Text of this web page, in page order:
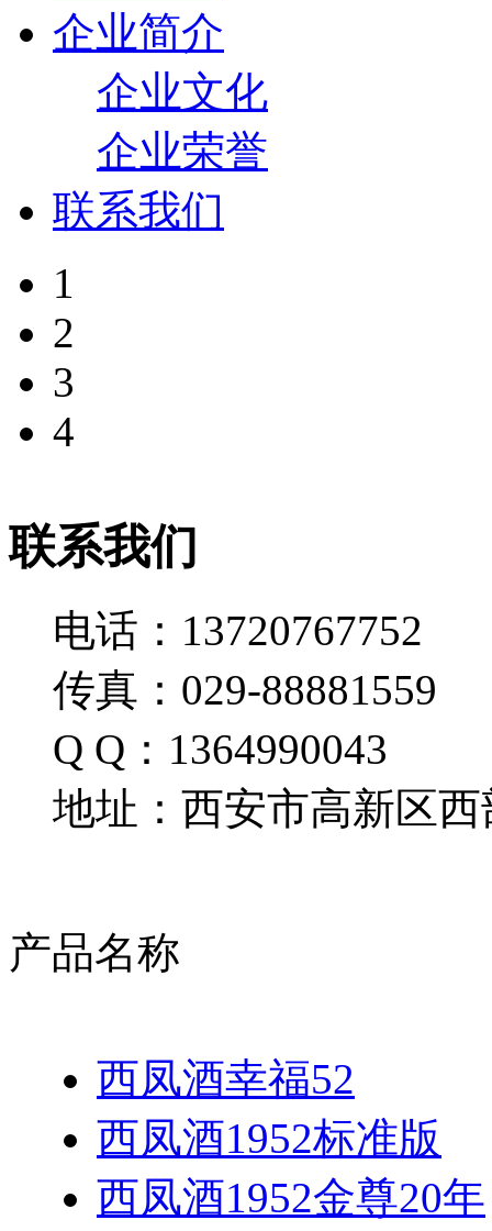
企业简介
企业文化
企业荣誉
联系我们
1
2
3
4
联系我们
电话：13720767752
传真：029-88881559
Q Q：1364990043
地址：西安市高新区西
产品名称
西凤酒幸福52
西凤酒1952标准版
西凤酒1952金尊20年